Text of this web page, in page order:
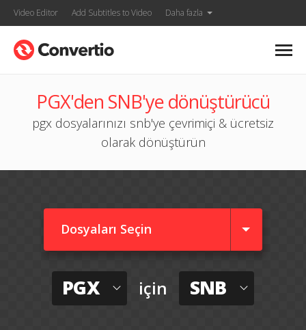
Video Editor Add Subtitles to Video Daha fazla
PGX'den SNB'ye dönüştürücü
pgx dosyalarınızı snb'ye çevrimiçi & ücretsiz
olarak dönüştürün
Dosyaları Seçin
PGX için SNB